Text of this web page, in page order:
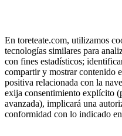
En toreteate.com, utilizamos
tecnologías similares para
con fines estadísticos;
compartir y mostrar contenido
positiva relacionada con la
exija consentimiento explícito
avanzada), implicará una
conformidad con lo indicado